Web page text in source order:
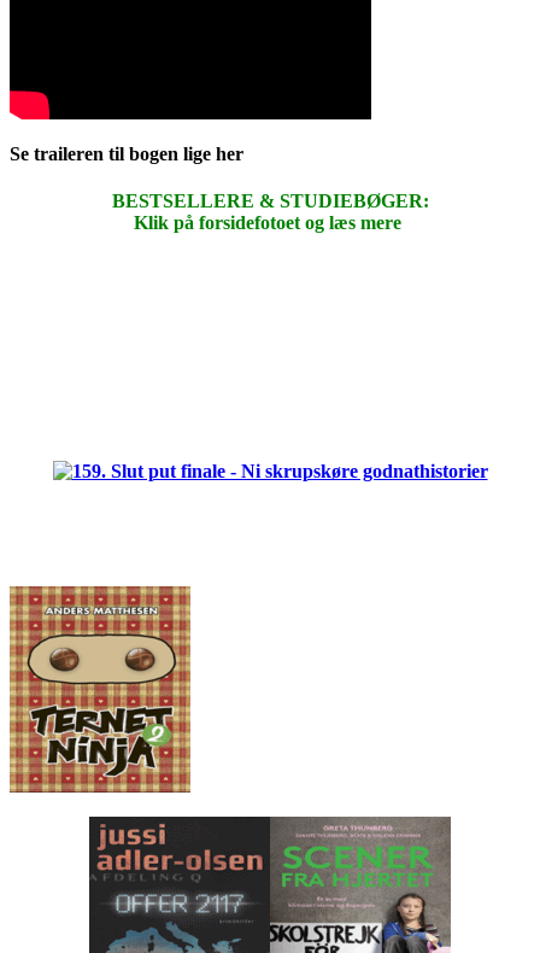
Se traileren til bogen lige her
BESTSELLERE & STUDIEBØGER:
Klik på forsidefotoet og læs mere